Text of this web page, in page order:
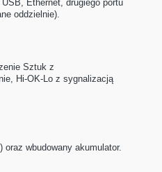
USB, Ethernet, drugiego portu
oddzielnie).
Sztuk z
Hi-OK-Lo z sygnalizacją
oraz wbudowany akumulator.